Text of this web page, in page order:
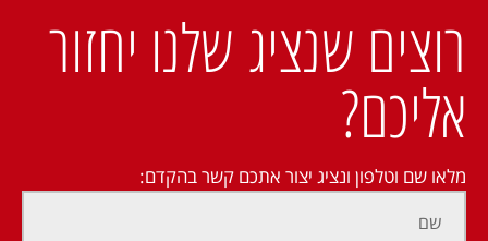
רוצים שנציג שלנו יחזור
אליכם?
מלאו שם וטלפון ונציג יצור אתכם קשר בהקדם: